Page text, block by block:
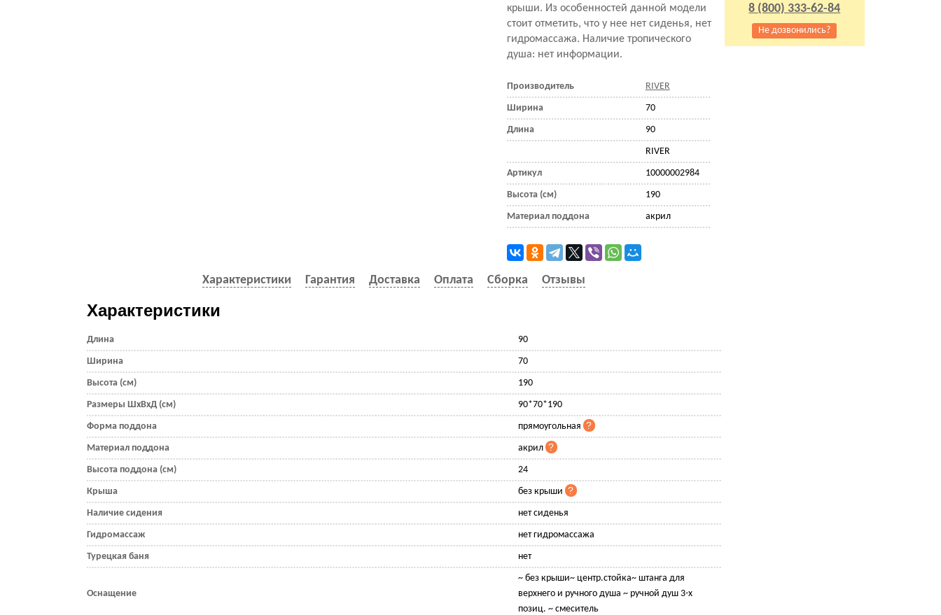
крыши. Из особенностей данной модели
стоит отметить, что у нее нет сиденья, нет
гидромассажа. Наличие тропического
душа: нет информации.
Производитель RIVER
Ширина 70
Длина 90
RIVER
Артикул 10000002984
Высота (см) 190
Материал поддона акрил
Характеристики Гарантия Доставка Оплата Сборка Отзывы
Характеристики
Длина 90
Ширина 70
Высота (см) 190
Размеры ШхВхД (см) 90*70*190
Форма поддона прямоугольная
Материал поддона акрил
Высота поддона (см) 24
Крыша без крыши
Наличие сидения нет сиденья
Гидромассаж нет гидромассажа
Турецкая баня нет
Оснащение
~ без крыши~ центр.стойка~ штанга для
верхнего и ручного душа ~ ручной душ 3-х
позиц. ~ смеситель
8 (800) 333-62-84
Не дозвонились?